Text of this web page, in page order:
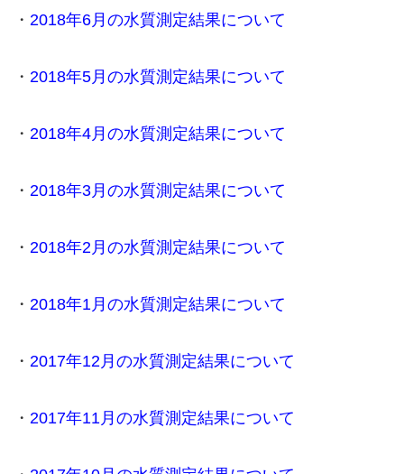
・ 2018年6月の水質測定結果について
・ 2018年5月の水質測定結果について
・ 2018年4月の水質測定結果について
・ 2018年3月の水質測定結果について
・ 2018年2月の水質測定結果について
・ 2018年1月の水質測定結果について
・ 2017年12月の水質測定結果について
・ 2017年11月の水質測定結果について